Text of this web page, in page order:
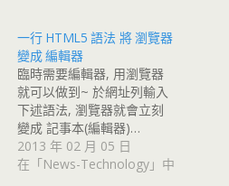
一行 HTML5 語法 將 瀏覽器
變成 編輯器
臨時需要編輯器, 用瀏覽器
就可以做到~ 於網址列輸入
下述語法, 瀏覽器就會立刻
變成 記事本(編輯器)…
2013 年 02 月 05 日
在「News-Technology」中